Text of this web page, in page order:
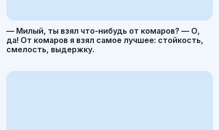
— Милый, ты взял что-нибудь от комаров? — О,
да! От комаров я взял самое лучшее: стойкость,
смелость, выдержку.